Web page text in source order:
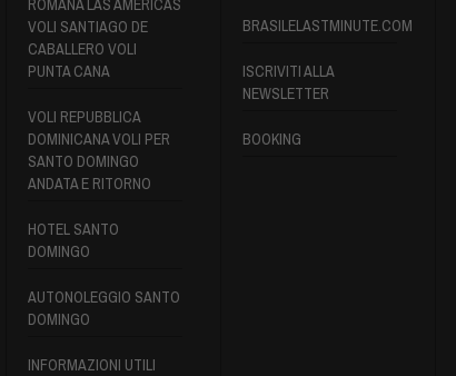
ROMANA LAS AMERICAS
VOLI SANTIAGO DE
CABALLERO VOLI
PUNTA CANA
VOLI REPUBBLICA
DOMINICANA VOLI PER
SANTO DOMINGO
ANDATA E RITORNO
HOTEL SANTO
DOMINGO
AUTONOLEGGIO SANTO
DOMINGO
INFORMAZIONI UTILI
BRASILELASTMINUTE.COM
ISCRIVITI ALLA
NEWSLETTER
BOOKING